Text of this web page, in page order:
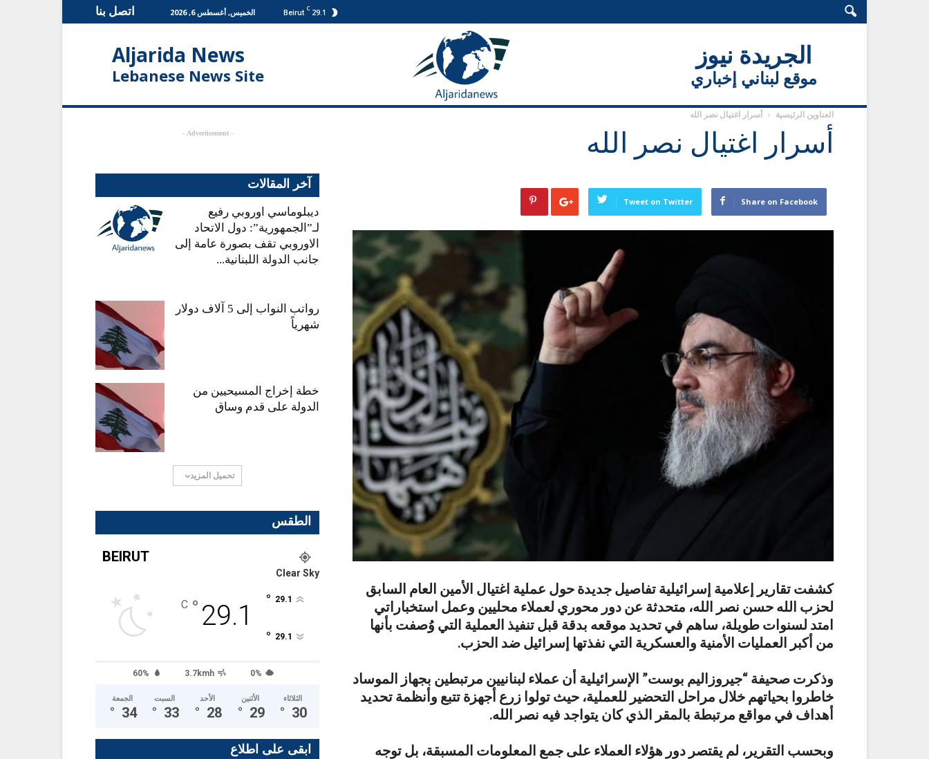
29.1
C
Beirut الخميس, أغسطس 6, 2026 اتصل بنا
Aljarida News
Lebanese News Site
الجريدة نيوز
موقع لبناني إخباري
العناوين الرئيسية أسرار اغتيال نصر الله
أسرار اغتيال نصر الله
Share on Facebook
Tweet on Twitter
كشفت تقارير إعلامية إسرائيلية تفاصيل جديدة حول عملية اغتيال الأمين العام السابق
لحزب الله حسن نصر الله، متحدثة عن دور محوري لعملاء محليين وعمل استخباراتي
امتد لسنوات طويلة، ساهم في تحديد موقعه بدقة قبل تنفيذ العملية التي وُصفت بأنها
من أكبر العمليات الأمنية والعسكرية التي نفذتها إسرائيل ضد الحزب.
وذكرت صحيفة “جيروزاليم بوست” الإسرائيلية أن عملاء لبنانيين مرتبطين بجهاز الموساد
خاطروا بحياتهم خلال مراحل التحضير للعملية، حيث تولوا زرع أجهزة تتبع وأنظمة تحديد
أهداف في مواقع مرتبطة بالمقر الذي كان يتواجد فيه نصر الله.
وبحسب التقرير، لم يقتصر دور هؤلاء العملاء على جمع المعلومات المسبقة، بل توجه
- Advertisement -
آخر المقالات
ديبلوماسي اوروبي رفيع
لـ”الجمهورية”: دول الاتحاد
الاوروبي تقف بصورة عامة إلى
جانب الدولة اللبنانية...
رواتب النواب إلى 5 آلاف دولار
شهرياً
خطة إخراج المسيحيين من
الدولة على قدم وساق
تحميل المزيد
الطقس
BEIRUT
Clear Sky
29.1
°
C 29.1
°
29.1
°
60% 3.7kmh 0%
الجمعة
34
°
السبت
33
°
الأحد
28
°
الأثنين
29
°
الثلاثاء
30
°
ابقى على اطلاع